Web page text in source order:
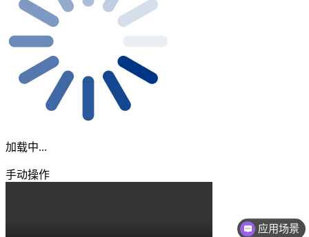
加载中...
手动操作
应用场景